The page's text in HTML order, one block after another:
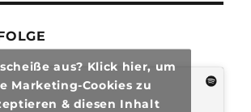
aus? Klick hier, um
Marketing-Cookies zu
& diesen Inhalt